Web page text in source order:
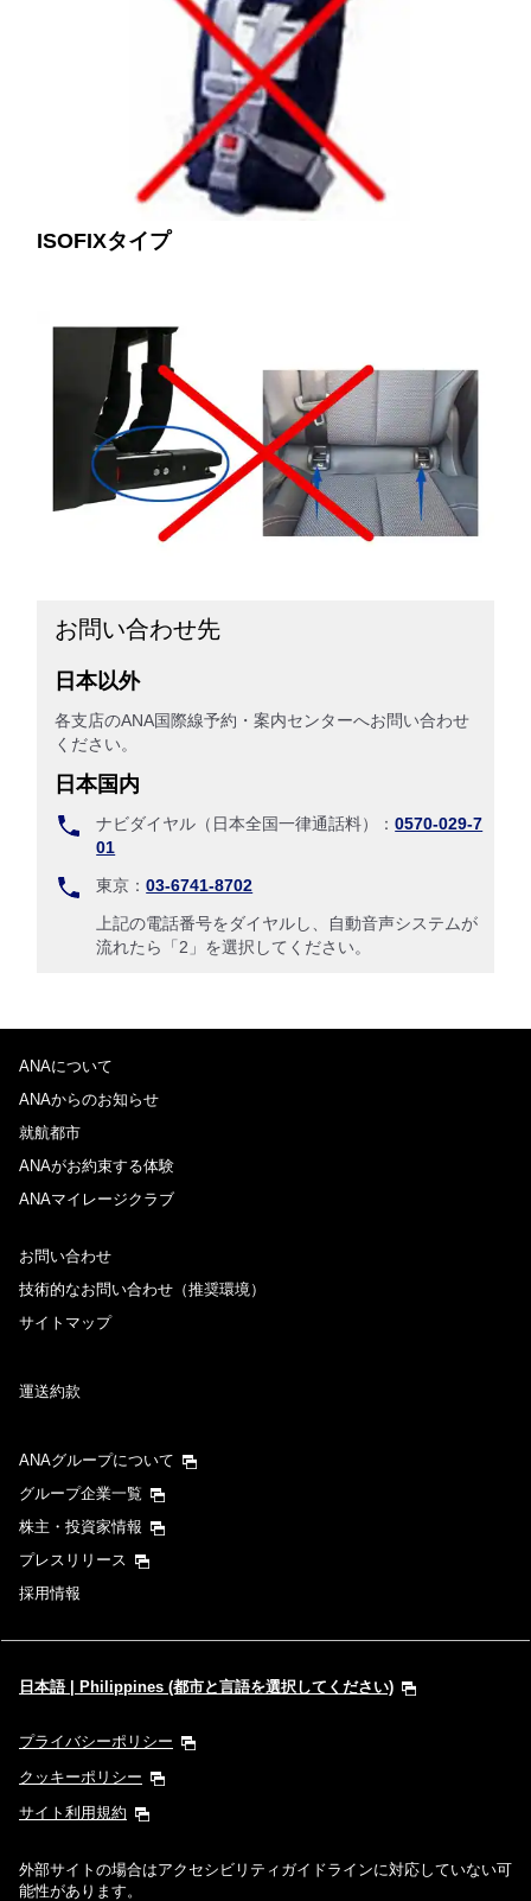
ISOFIXタイプ
お問い合わせ先
日本以外
各支店のANA国際線予約・案内センターへお問い合わせ
ください。
日本国内
ナビダイヤル（日本全国一律通話料）：0570-029-7
01
東京：03-6741-8702
上記の電話番号をダイヤルし、自動音声システムが
流れたら「2」を選択してください。
ANAについて
ANAからのお知らせ
就航都市
ANAがお約束する体験
ANAマイレージクラブ
お問い合わせ
技術的なお問い合わせ（推奨環境）
サイトマップ
運送約款
ANAグループについて
グループ企業一覧
株主・投資家情報
プレスリリース
採用情報
日本語 | Philippines (都市と言語を選択してください)
プライバシーポリシー
クッキーポリシー
サイト利用規約
外部サイトの場合はアクセシビリティガイドラインに対応していない可
能性があります。